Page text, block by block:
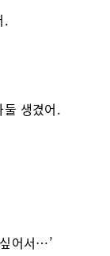
.
둘 생겼어.
어서…’